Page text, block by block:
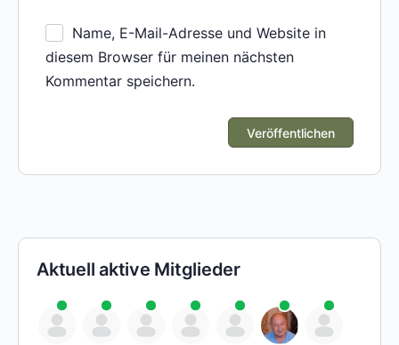
Name, E-Mail-Adresse und Website in
diesem Browser für meinen nächsten
Kommentar speichern.
Aktuell aktive Mitglieder